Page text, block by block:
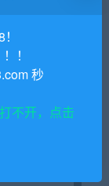
！
秒
不开，点击